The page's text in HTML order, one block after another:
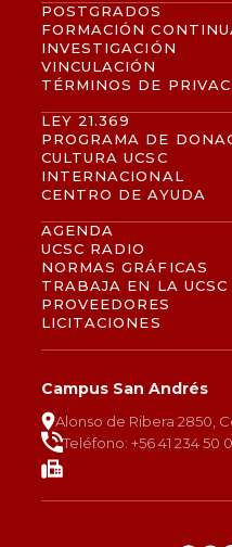
POSTGRADOS
FORMACIÓN
INVESTIGACIÓN
VINCULACIÓN
TÉRMINOS DE
LEY 21.369
PROGRAMA DE
CULTURA UCSC
INTERNACIONAL
CENTRO DE AYUDA
AGENDA
UCSC RADIO
NORMAS GRÁFICAS
TRABAJA EN LA UCSC
PROVEEDORES
LICITACIONES
Campus San Andrés
Alonso de Ribera 2850,
Teléfono: +56 41 234 50